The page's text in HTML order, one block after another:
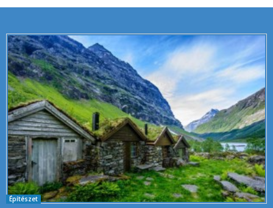
Építészet